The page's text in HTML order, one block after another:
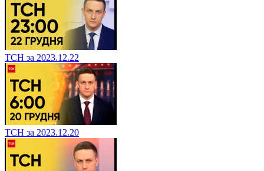
ТСН за 2023.12.22
ТСН за 2023.12.20